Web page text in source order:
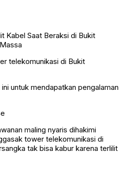
telekomunikasi di Bukit
untuk mendapatkan pengalaman
maling nyaris dihakimi
tower telekomunikasi di
tak bisa kabur karena terlilit